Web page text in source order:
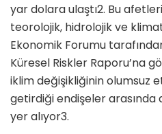
yar dolara ulaştı2. Bu
teorolojik, hidrolojik ve
Ekonomik Forumu
Küresel Riskler Raporu’na
iklim değişikliğinin olumsuz
getirdiği endişeler arasında
yer alıyor3.